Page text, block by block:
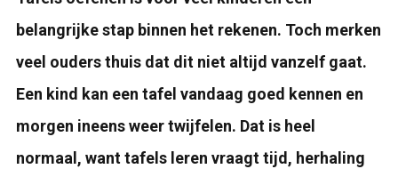
belangrijke stap binnen het rekenen. Toch merken
veel ouders thuis dat dit niet altijd vanzelf gaat.
Een kind kan een tafel vandaag goed kennen en
morgen ineens weer twijfelen. Dat is heel
normaal, want tafels leren vraagt tijd, herhaling